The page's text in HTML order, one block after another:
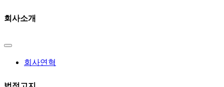
회사소개
회사연혁